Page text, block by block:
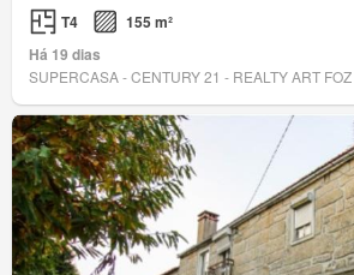
T4
155 m²
Há 19 dias
SUPERCASA - CENTURY 21 - REALTY ART FOZ